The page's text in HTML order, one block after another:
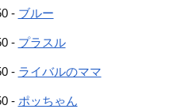
- ブルー
- プラスル
- ライバルのママ
- ポッちゃん